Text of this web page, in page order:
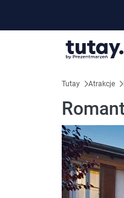
Tutay Atrakcje